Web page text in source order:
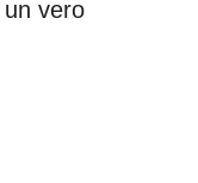
vero